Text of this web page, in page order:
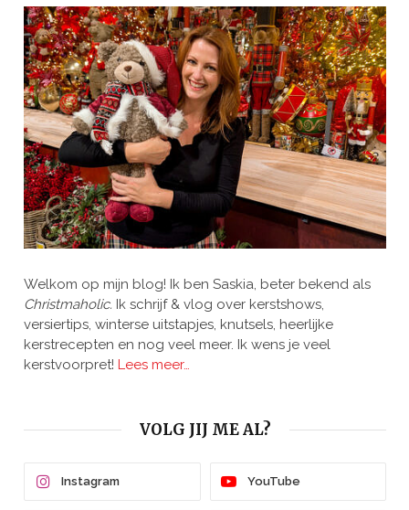
Welkom op mijn blog! Ik ben Saskia, beter bekend als
Christmaholic. Ik schrijf & vlog over kerstshows,
versiertips, winterse uitstapjes, knutsels, heerlijke
kerstrecepten en nog veel meer. Ik wens je veel
kerstvoorpret! Lees meer…
VOLG JIJ ME AL?
Instagram YouTube